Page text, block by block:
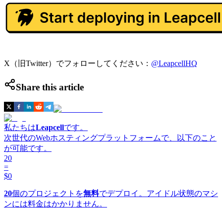
X（旧Twitter）でフォローしてください： @LeapcellHQ
Share this article
私たちはLeapcellです。
次世代のWebホスティングプラットフォームで、以下のこと
が可能です。
20
=
$0
20個のプロジェクトを無料でデプロイ。アイドル状態のマシ
ンには料金はかかりません。